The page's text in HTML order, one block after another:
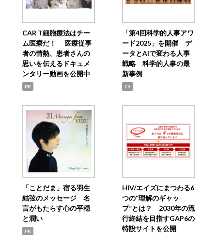
CAR T細胞療法はチー
ム医療だ！ 医療従事
者の情熱、患者さんの
思いを伝えるドキュメ
ンタリー動画を公開中
PR
「第4回科学的人事アワ
ード2025」を開催 デ
ータとAIで変わる人事
戦略 科学的人事の最
新事例
PR
「ことだま」宿る羽生
結弦のメッセージ 名
言がもたらす心の平穏
と潤い
PR
HIV/エイズにまつわる6
つの“理解のギャッ
プ”とは？ 2030年の流
行終結を目指すGAP6の
特設サイトを公開